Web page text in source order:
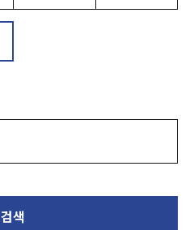
검색